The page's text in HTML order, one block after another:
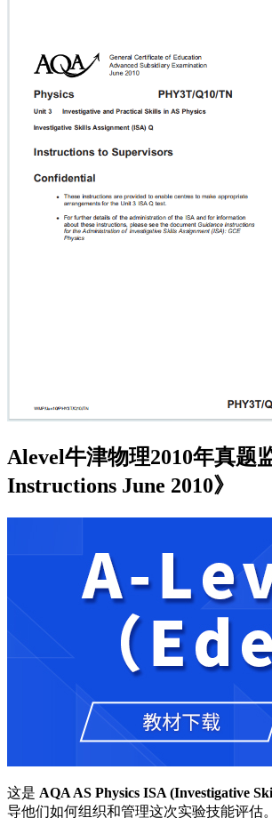
Alevel牛津物理2010年真题
Instructions June 2010》
这是 AQA AS Physics ISA (Investigative
导他们如何组织和管理这次实验技能评估